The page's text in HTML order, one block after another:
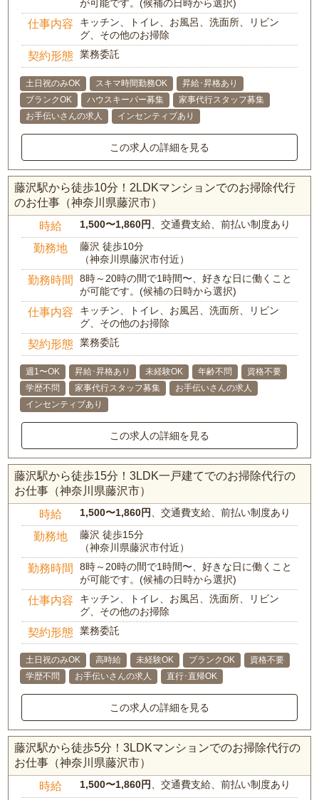
が可能です。(候補の日時から選択)
仕事内容
キッチン、トイレ、お風呂、洗面所、リビン
グ、その他のお掃除
契約形態 業務委託
土日祝のみOK スキマ時間勤務OK
昇給･昇格あり
ブランクOK
ハウスキーパー募集
家事代行スタッフ募集
お手伝いさんの求人
インセンティブあり
この求人の詳細を見る
藤沢駅から徒歩10分！2LDKマンションでのお掃除代行
のお仕事（神奈川県藤沢市）
時給 1,500〜1,860円、交通費支給、前払い制度あり
勤務地
藤沢 徒歩10分
（神奈川県藤沢市付近）
勤務時間
8時～20時の間で1時間〜、好きな日に働くこと
が可能です。(候補の日時から選択)
仕事内容
キッチン、トイレ、お風呂、洗面所、リビン
グ、その他のお掃除
契約形態 業務委託
週1〜OK 昇給･昇格あり 未経験OK 年齢不問
資格不要
学歴不問
家事代行スタッフ募集
お手伝いさんの求人
インセンティブあり
この求人の詳細を見る
藤沢駅から徒歩15分！3LDK一戸建てでのお掃除代行の
お仕事（神奈川県藤沢市）
時給 1,500〜1,860円、交通費支給、前払い制度あり
勤務地
藤沢 徒歩15分
（神奈川県藤沢市付近）
勤務時間
8時～20時の間で1時間〜、好きな日に働くこと
が可能です。(候補の日時から選択)
仕事内容
キッチン、トイレ、お風呂、洗面所、リビン
グ、その他のお掃除
契約形態 業務委託
土日祝のみOK 高時給 未経験OK ブランクOK
資格不要
学歴不問
お手伝いさんの求人 直行･直帰OK
この求人の詳細を見る
藤沢駅から徒歩5分！3LDKマンションでのお掃除代行の
お仕事（神奈川県藤沢市）
時給 1,500〜1,860円、交通費支給、前払い制度あり